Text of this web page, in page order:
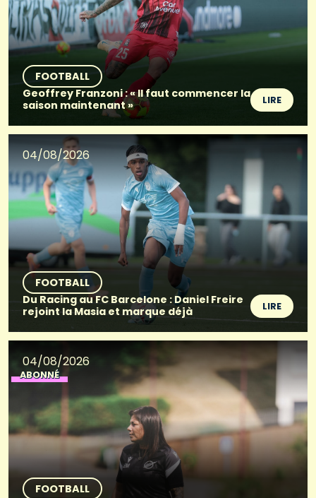
FOOTBALL
Geoffrey Franzoni : « Il faut commencer la
saison maintenant »
LIRE
04/08/2026
FOOTBALL
Du Racing au FC Barcelone : Daniel Freire
rejoint la Masia et marque déjà
LIRE
04/08/2026
ABONNÉ
FOOTBALL